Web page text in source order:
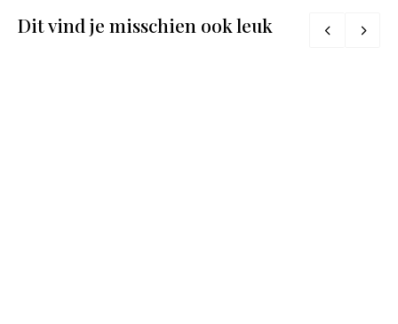
Dit vind je misschien ook leuk